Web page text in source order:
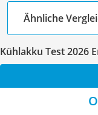
Ähnliche
Kühlakku Test 2026